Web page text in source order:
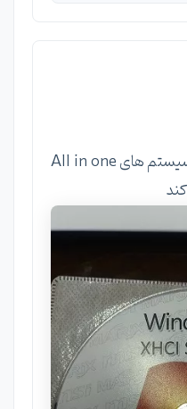
برای نصب ویندوز 7 برروی سیستم های All in one